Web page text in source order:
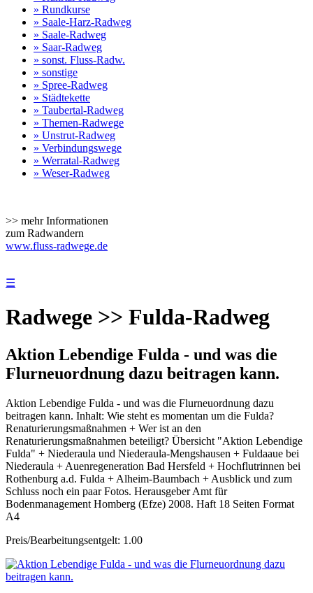
» Rundkurse
» Saale-Harz-Radweg
» Saale-Radweg
» Saar-Radweg
» sonst. Fluss-Radw.
» sonstige
» Spree-Radweg
» Städtekette
» Taubertal-Radweg
» Themen-Radwege
» Unstrut-Radweg
» Verbindungswege
» Werratal-Radweg
» Weser-Radweg
>> mehr Informationen
zum Radwandern
www.fluss-radwege.de
☰
Radwege >> Fulda-Radweg
Aktion Lebendige Fulda - und was die
Flurneuordnung dazu beitragen kann.
Aktion Lebendige Fulda - und was die Flurneuordnung dazu
beitragen kann. Inhalt: Wie steht es momentan um die Fulda?
Renaturierungsmaßnahmen + Wer ist an den
Renaturierungsmaßnahmen beteiligt? Übersicht "Aktion Lebendige
Fulda" + Niederaula und Niederaula-Mengshausen + Fuldaaue bei
Niederaula + Auenregeneration Bad Hersfeld + Hochflutrinnen bei
Rothenburg a.d. Fulda + Alheim-Baumbach + Ausblick und zum
Schluss noch ein paar Fotos. Herausgeber Amt für
Bodenmanagement Homberg (Efze) 2008. Haft 18 Seiten Format
A4
Preis/Bearbeitungsentgelt: 1.00